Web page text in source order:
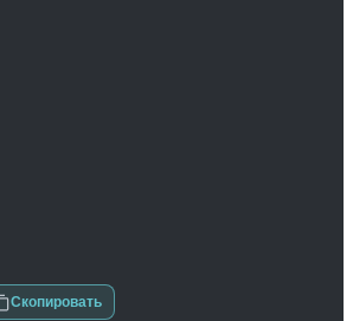
Скопировать